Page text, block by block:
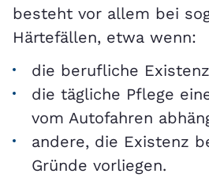
besteht vor allem bei
Härtefällen, etwa wenn:
die berufliche
die tägliche Pflege
vom Autofahren
andere, die Existenz
Gründe vorliegen.